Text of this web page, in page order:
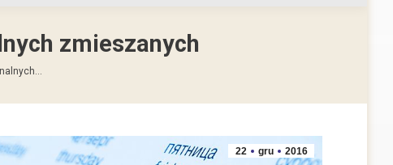
zmieszanych
gru
22 2016